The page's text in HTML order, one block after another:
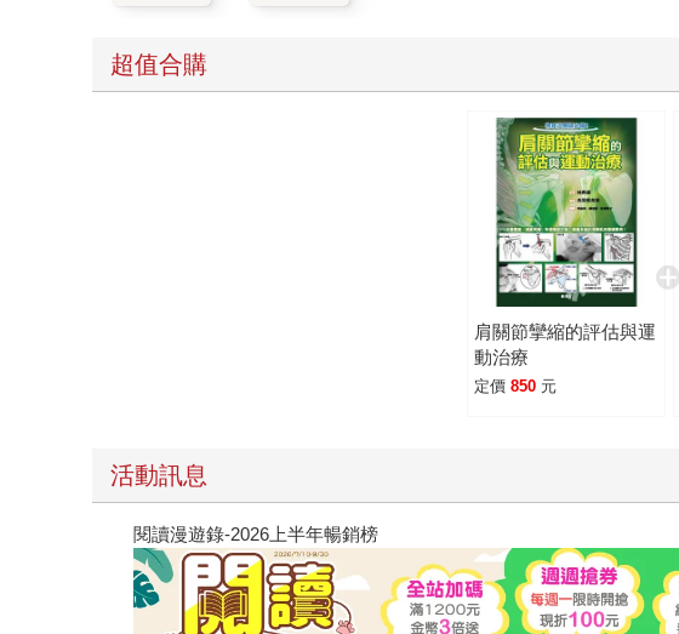
超值合購
肩關節攣縮的評估與運
動治療
定價 850 元
活動訊息
閱讀漫遊錄-2026上半年暢銷榜